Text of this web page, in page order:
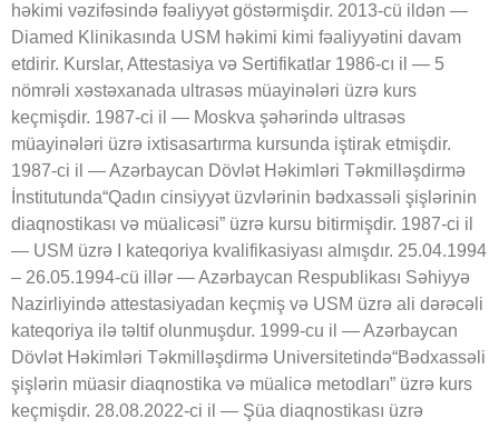
həkimi vəzifəsində fəaliyyət göstərmişdir. 2013-cü ildən —
Diamed Klinikasında USM həkimi kimi fəaliyyətini davam
etdirir. Kurslar, Attestasiya və Sertifikatlar 1986-cı il — 5
nömrəli xəstəxanada ultrasəs müayinələri üzrə kurs
keçmişdir. 1987-ci il — Moskva şəhərində ultrasəs
müayinələri üzrə ixtisasartırma kursunda iştirak etmişdir.
1987-ci il — Azərbaycan Dövlət Həkimləri Təkmilləşdirmə
İnstitutunda“Qadın cinsiyyət üzvlərinin bədxassəli şişlərinin
diaqnostikası və müalicəsi” üzrə kursu bitirmişdir. 1987-ci il
— USM üzrə I kateqoriya kvalifikasiyası almışdır. 25.04.1994
– 26.05.1994-cü illər — Azərbaycan Respublikası Səhiyyə
Nazirliyində attestasiyadan keçmiş və USM üzrə ali dərəcəli
kateqoriya ilə təltif olunmuşdur. 1999-cu il — Azərbaycan
Dövlət Həkimləri Təkmilləşdirmə Universitetində“Bədxassəli
şişlərin müasir diaqnostika və müalicə metodları” üzrə kurs
keçmişdir. 28.08.2022-ci il — Şüa diaqnostikası üzrə